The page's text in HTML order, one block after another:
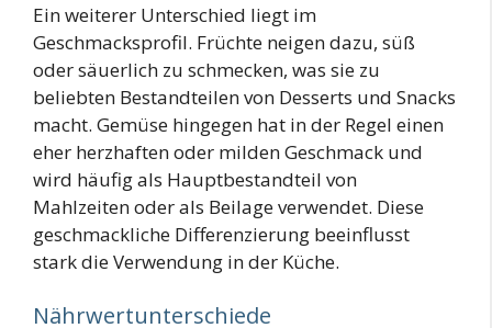
Ein weiterer Unterschied liegt im
Geschmacksprofil. Früchte neigen dazu, süß
oder säuerlich zu schmecken, was sie zu
beliebten Bestandteilen von Desserts und Snacks
macht. Gemüse hingegen hat in der Regel einen
eher herzhaften oder milden Geschmack und
wird häufig als Hauptbestandteil von
Mahlzeiten oder als Beilage verwendet. Diese
geschmackliche Differenzierung beeinflusst
stark die Verwendung in der Küche.
Nährwertunterschiede